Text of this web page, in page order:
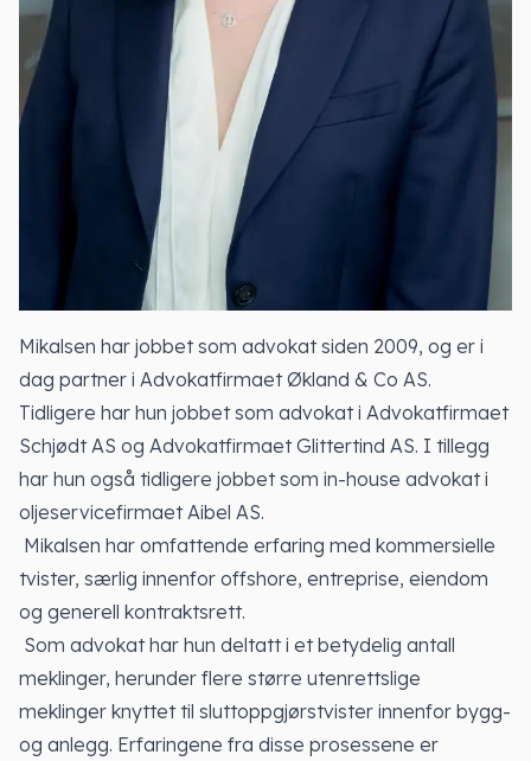
Mikalsen har jobbet som advokat siden 2009, og er i
dag partner i Advokatfirmaet Økland & Co AS.
Tidligere har hun jobbet som advokat i Advokatfirmaet
Schjødt AS og Advokatfirmaet Glittertind AS. I tillegg
har hun også tidligere jobbet som in-house advokat i
oljeservicefirmaet Aibel AS.
Mikalsen har omfattende erfaring med kommersielle
tvister, særlig innenfor offshore, entreprise, eiendom
og generell kontraktsrett.
Som advokat har hun deltatt i et betydelig antall
meklinger, herunder flere større utenrettslige
meklinger knyttet til sluttoppgjørstvister innenfor bygg-
og anlegg. Erfaringene fra disse prosessene er